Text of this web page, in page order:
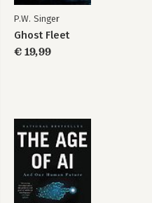
P.W. Singer
Ghost Fleet
€ 19,99